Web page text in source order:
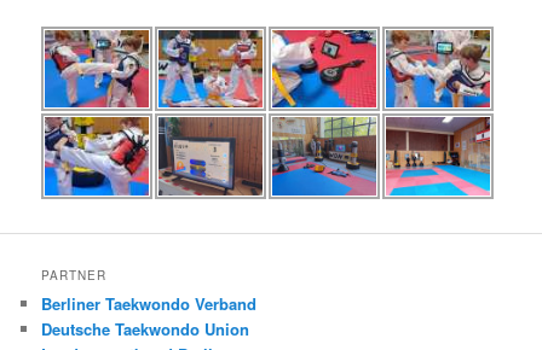
PARTNER
Berliner Taekwondo Verband
Deutsche Taekwondo Union